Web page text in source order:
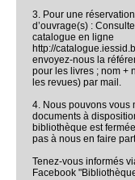
3. Pour une
d’ouvrage(s) :
catalogue en ligne
http://
envoyez-nous la
pour les livres ; nom +
les revues) par mail.
4. Nous pouvons vous
documents à
bibliothèque est
pas à nous en faire
Tenez-vous informés
Facebook